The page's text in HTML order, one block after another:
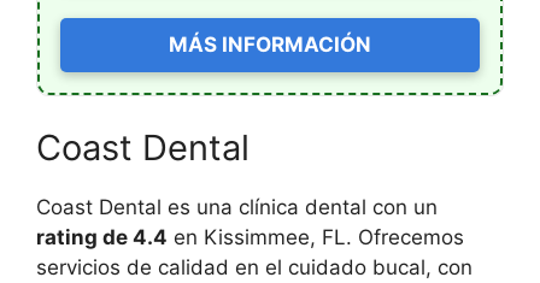
MÁS INFORMACIÓN
Coast Dental
Coast Dental es una clínica dental con un
rating de 4.4 en Kissimmee, FL. Ofrecemos
servicios de calidad en el cuidado bucal, con